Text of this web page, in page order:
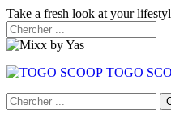
Take a fresh look at your
TOGO